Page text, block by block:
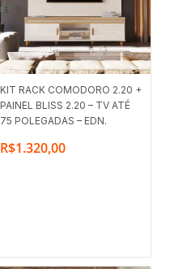
KIT RACK COMODORO 2.20 +
PAINEL BLISS 2.20 – TV ATÉ
75 POLEGADAS – EDN.
R$1.320,00